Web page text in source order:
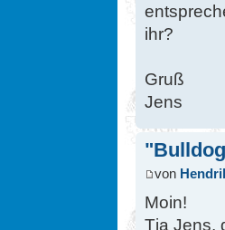
ihr?
Gruß
Jens
von
Moin!
Tja Jens,